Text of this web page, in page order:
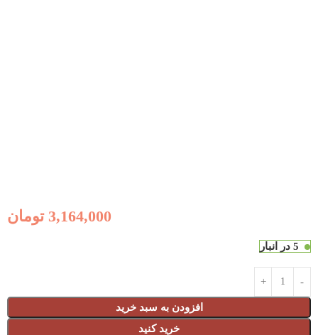
3,164,000 تومان
5 در انبار
افزودن به سبد خرید
خرید کنید